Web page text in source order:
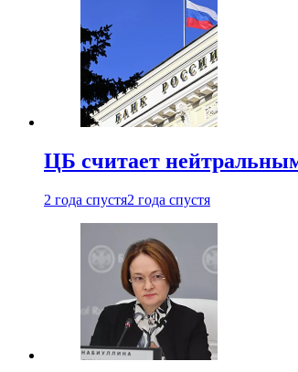
ЦБ считает
2 года спустя2 года спустя